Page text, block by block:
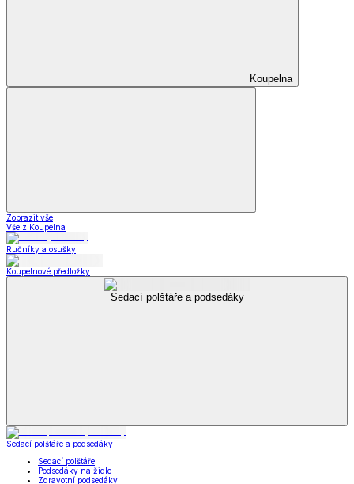
Koupelna
Zobrazit vše
Vše z Koupelna
Ručníky a osušky
Koupelnové předložky
Sedací polštáře a podsedáky
Sedací polštáře a podsedáky
Sedací polštáře
Podsedáky na židle
Zdravotní podsedáky